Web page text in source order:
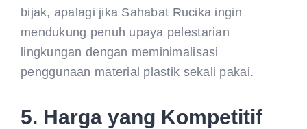
bijak, apalagi jika Sahabat Rucika ingin
mendukung penuh upaya pelestarian
lingkungan dengan meminimalisasi
penggunaan material plastik sekali pakai.
5. Harga yang Kompetitif